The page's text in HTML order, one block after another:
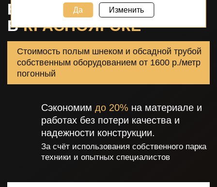
БУРОНАБИВНЫЕ СВАИ
ВКРАСНОЯРСКЕ
Стоимость полым шнеком и обсадной трубой
собственным оборудованием от 1600 р./метр
погонный
Сэкономим до 20% на материале и
работах без потери качества и
надежности конструкции.
За счёт использования собственного парка
техники и опытных специалистов
Да Изменить